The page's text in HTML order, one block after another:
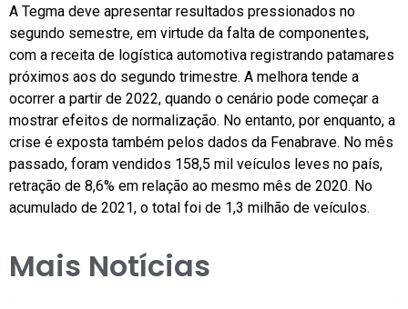
A Tegma deve apresentar resultados pressionados no
segundo semestre, em virtude da falta de componentes,
com a receita de logística automotiva registrando patamares
próximos aos do segundo trimestre. A melhora tende a
ocorrer a partir de 2022, quando o cenário pode começar a
mostrar efeitos de normalização. No entanto, por enquanto, a
crise é exposta também pelos dados da Fenabrave. No mês
passado, foram vendidos 158,5 mil veículos leves no país,
retração de 8,6% em relação ao mesmo mês de 2020. No
acumulado de 2021, o total foi de 1,3 milhão de veículos.
Mais Notícias